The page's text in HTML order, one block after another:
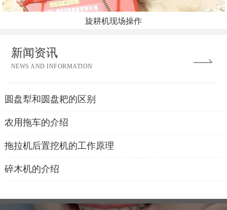
旋耕机现场操作
新闻资讯
NEWS AND INFORMATION
圆盘犁和圆盘耙的区别
农用拖车的介绍
拖拉机后置挖机的工作原理
碎木机的介绍